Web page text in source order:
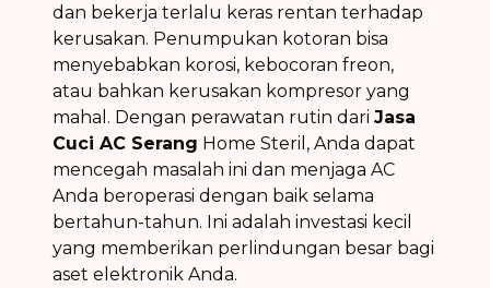
dan bekerja terlalu keras rentan terhadap
kerusakan. Penumpukan kotoran bisa
menyebabkan korosi, kebocoran freon,
atau bahkan kerusakan kompresor yang
mahal. Dengan perawatan rutin dari Jasa
Cuci AC Serang Home Steril, Anda dapat
mencegah masalah ini dan menjaga AC
Anda beroperasi dengan baik selama
bertahun-tahun. Ini adalah investasi kecil
yang memberikan perlindungan besar bagi
aset elektronik Anda.